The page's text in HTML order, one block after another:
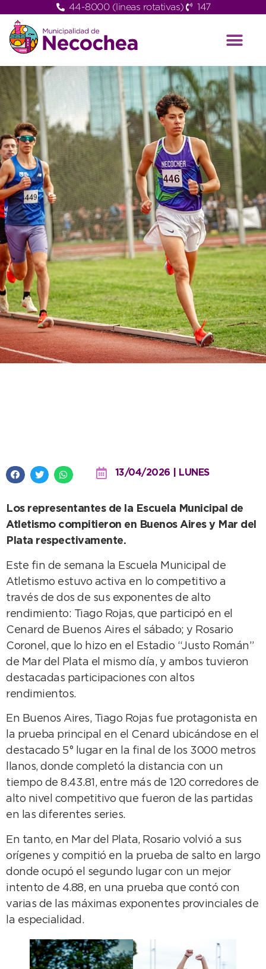
44-8000 (lineas rotativas) 147
13/04/2026 | LUNES
Los representantes de la Escuela Municipal de
Atletismo compitieron en Buenos Aires y Mar del
Plata respectivamente.
Este fin de semana la Escuela Municipal de
Atletismo estuvo activa en lo competitivo a
través de dos de sus exponentes de alto
rendimiento: Tiago Rojas, que participó en el
Cenard de Buenos Aires el sábado; y Rosario
Coronel, que lo hizo en el Estadio “Justo Román”
de Mar del Plata el mismo día, y ambos tuvieron
destacadas participaciones con altos
rendimientos.
En Buenos Aires, Tiago Rojas fue protagonista en
la prueba principal en el Cenard ubicándose en el
destacado 5° lugar en la final de los 3000 metros
llanos, donde completó la distancia con un
tiempo de 8.43.81, entre más de 120 corredores de
alto nivel competitivo que fueron de las partidas
en las diferentes series.
En tanto, en Mar del Plata, Rosario volvió a sus
orígenes y compitió en la prueba de salto en largo
donde ocupó el segundo lugar con un mejor
intento de 4.88, en una prueba que contó con
varias de las máximas exponentes provinciales de
la especialidad.